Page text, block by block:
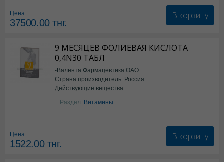
Цена
37500.00тнг.
В корзину
9 МЕСЯЦЕВ ФОЛИЕВАЯ КИСЛОТА
0,4N30 ТАБЛ
-Валента Фармацевтика ОАО
Страна производитель: Россия
Действующие вещества:
фолиевая кислота
Раздел: Витамины
Цена
1522.00тнг.
В корзину